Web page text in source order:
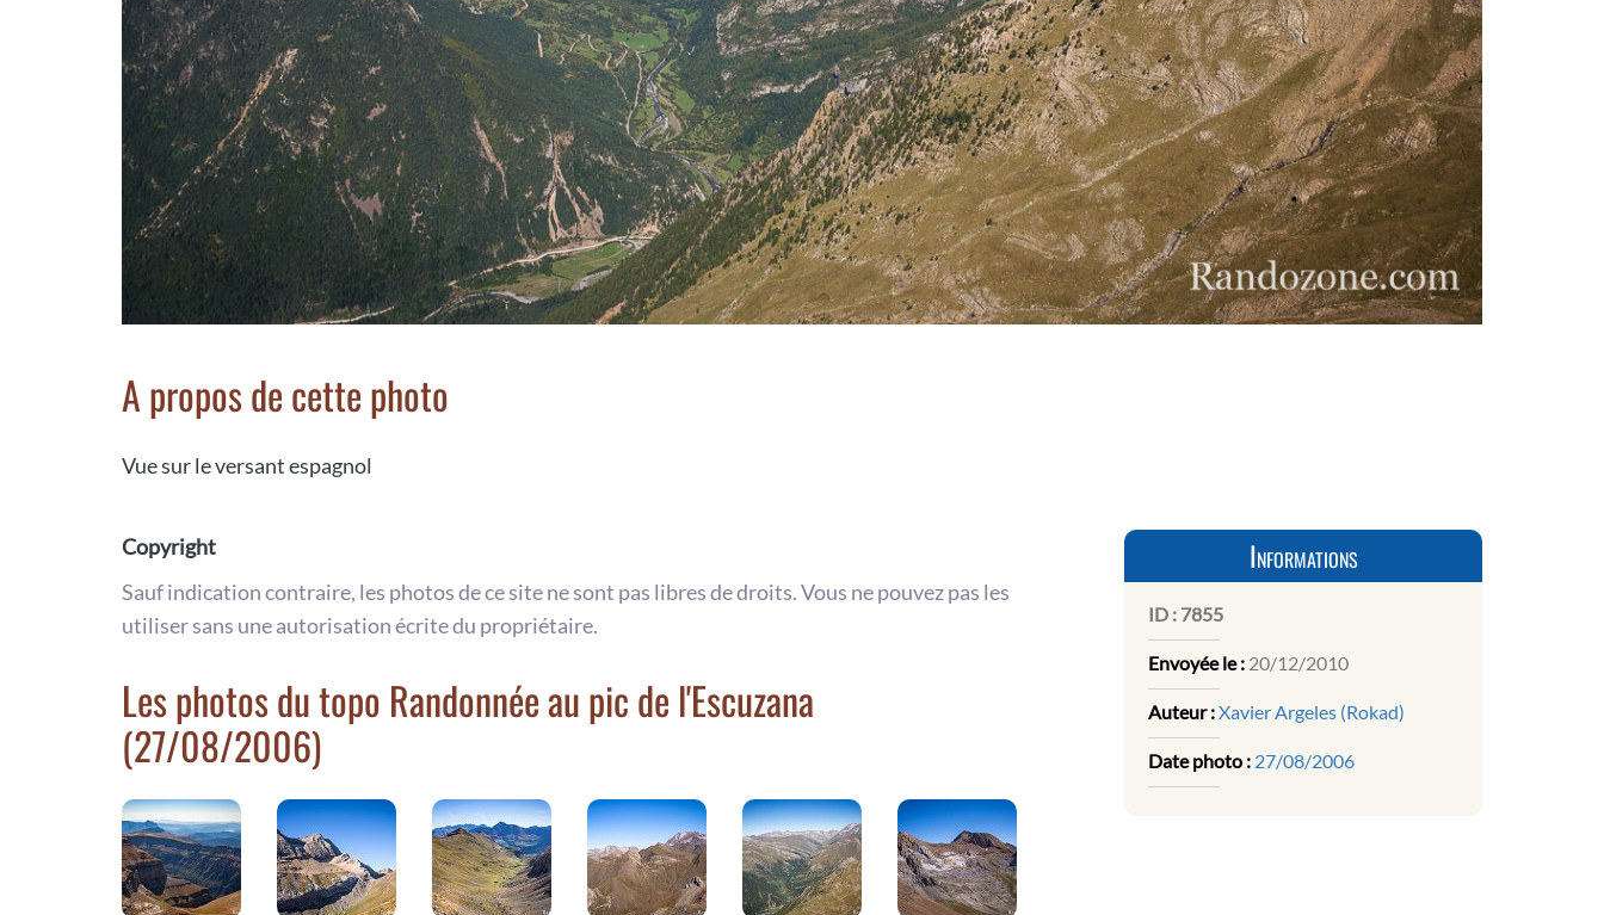
A propos de cette photo
Vue sur le versant espagnol
Copyright
Sauf indication contraire, les photos de ce site ne sont pas libres de droits. Vous ne pouvez pas les
utiliser sans une autorisation écrite du propriétaire.
Les photos du topo Randonnée au pic de l'Escuzana
(27/08/2006)
Informations
ID : 7855
Envoyée le : 20/12/2010
Auteur :Xavier Argeles (Rokad)
Date photo : 27/08/2006